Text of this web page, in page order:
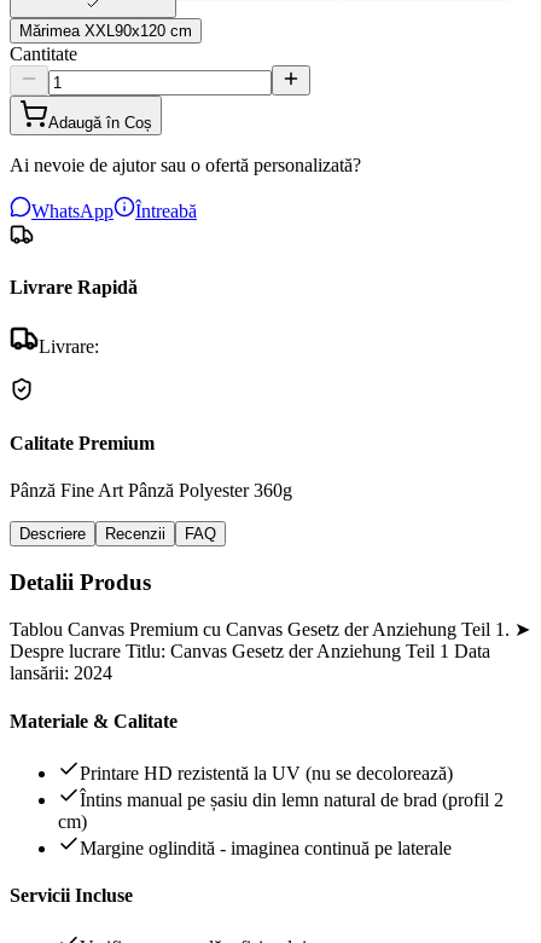
Mărimea XXL 90x120 cm
Cantitate
Adaugă în Coș
Ai nevoie de ajutor sau o ofertă personalizată?
WhatsApp Întreabă
Livrare Rapidă
Livrare:
Calitate Premium
Pânză Fine Art Pânză Polyester 360g
Descriere Recenzii FAQ
Detalii Produs
Tablou Canvas Premium cu Canvas Gesetz der Anziehung Teil 1. ➤
Despre lucrare Titlu: Canvas Gesetz der Anziehung Teil 1 Data
lansării: 2024
Materiale & Calitate
Printare HD rezistentă la UV (nu se decolorează)
Întins manual pe șasiu din lemn natural de brad (profil 2
cm)
Margine oglindită - imaginea continuă pe laterale
Servicii Incluse